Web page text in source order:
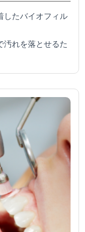
したバイオフィル
汚れを落とせるた